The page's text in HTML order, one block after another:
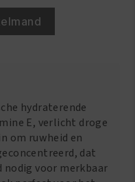
hydraterende
E, verlicht droge
om ruwheid en
dat
nodig voor merkbaar